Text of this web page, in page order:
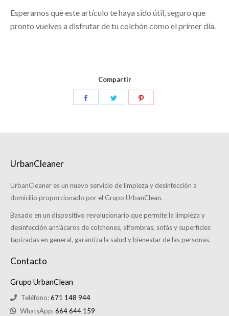
Esperamos que este artículo te haya sido útil, seguro que
pronto vuelves a disfrutar de tu colchón como el primer día.
Compartir
UrbanCleaner
UrbanCleaner es un nuevo servicio de limpieza y desinfección a
domicilio proporcionado por el Grupo UrbanClean.
Basado en un dispositivo revolucionario que permite la limpieza y
desinfección antiácaros de colchones, alfombras, sofás y superficies
tapizadas en general, garantiza la salud y bienestar de las personas.
Contacto
Grupo UrbanClean
Teléfono:671 148 944
WhatsApp:664 644 159